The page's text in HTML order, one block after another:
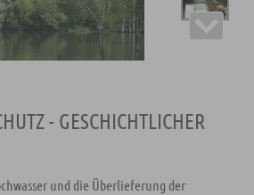
- GESCHICHTLICHER
und die Überlieferung der